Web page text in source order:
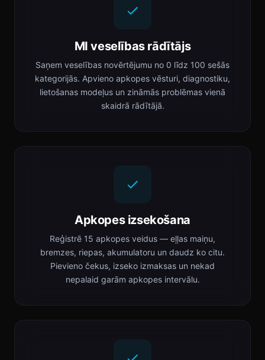
MI veselības rādītājs
Saņem veselības novērtējumu no 0 līdz 100 sešās
kategorijās. Apvieno apkopes vēsturi, diagnostiku,
lietošanas modeļus un zināmās problēmas vienā
skaidrā rādītājā.
Apkopes izsekošana
Reģistrē 15 apkopes veidus — eļļas maiņu,
bremzes, riepas, akumulatoru un daudz ko citu.
Pievieno čekus, izseko izmaksas un nekad
nepalaid garām apkopes intervālu.